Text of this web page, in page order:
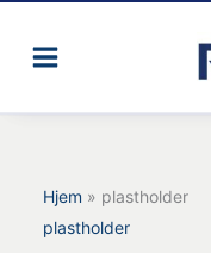
Hjem » plastholder
plastholder